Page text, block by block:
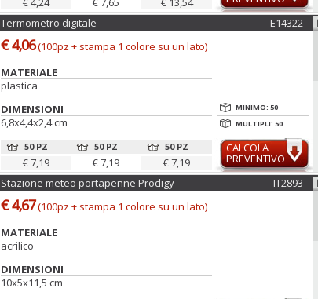
Termometro digitale E14322
€ 4,06(100pz + stampa 1 colore su un lato)
MATERIALE
plastica
DIMENSIONI
6,8x4,4x2,4 cm
50 PZ
€ 7,19
50 PZ
€ 7,19
50 PZ
€ 7,19
MINIMO: 50
MULTIPLI: 50
CALCOLA
PREVENTIVO
Stazione meteo portapenne Prodigy IT2893
€ 4,67(100pz + stampa 1 colore su un lato)
MATERIALE
acrilico
DIMENSIONI
10x5x11,5 cm